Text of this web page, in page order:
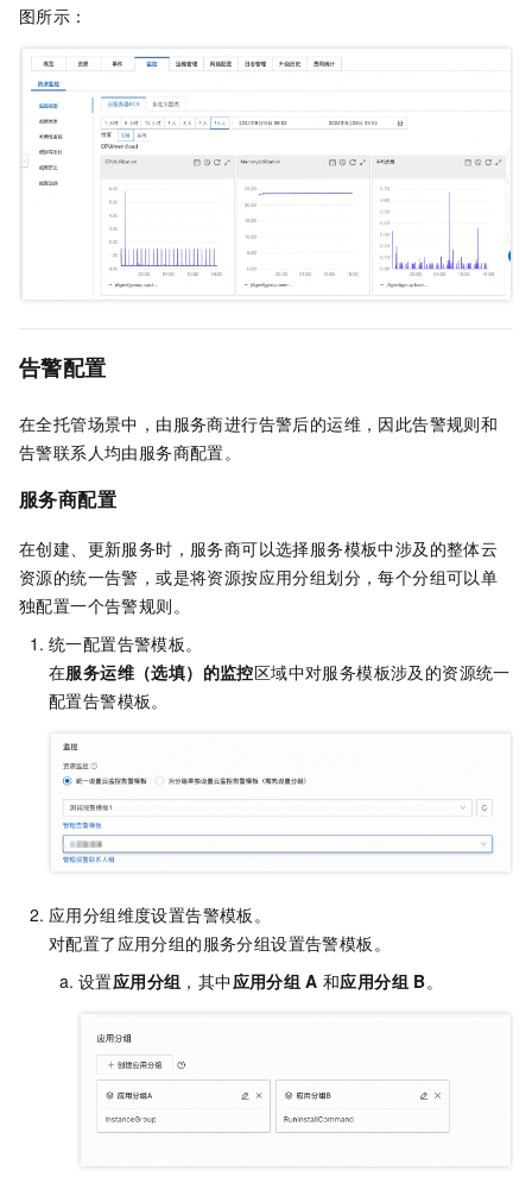
图所示：
告警配置
在全托管场景中，由服务商进行告警后的运维，因此告警规则和
告警联系人均由服务商配置。
服务商配置
在创建、更新服务时，服务商可以选择服务模板中涉及的整体云
资源的统一告警，或是将资源按应用分组划分，每个分组可以单
独配置一个告警规则。
统一配置告警模板。
在服务运维 （选填） 的监控区域中对服务模板涉及的资源统一
配置告警模板。
应用分组维度设置告警模板。
对配置了应用分组的服务分组设置告警模板。
设置应用分组 ，其中应用分组 A 和应用分组 B。